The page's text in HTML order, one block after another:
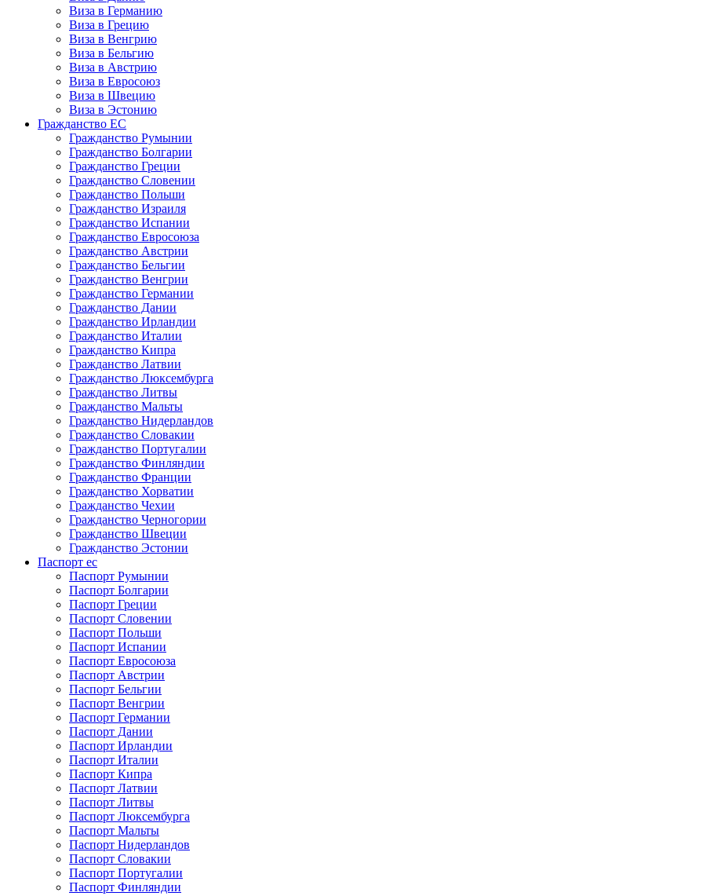
Виза в Германию
Виза в Грецию
Виза в Венгрию
Виза в Бельгию
Виза в Австрию
Виза в Евросоюз
Виза в Швецию
Виза в Эстонию
Гражданство ЕС
Гражданство Румынии
Гражданство Болгарии
Гражданство Греции
Гражданство Словении
Гражданство Польши
Гражданство Израиля
Гражданство Испании
Гражданство Евросоюза
Гражданство Австрии
Гражданство Бельгии
Гражданство Венгрии
Гражданство Германии
Гражданство Дании
Гражданство Ирландии
Гражданство Италии
Гражданство Кипра
Гражданство Латвии
Гражданство Люксембурга
Гражданство Литвы
Гражданство Мальты
Гражданство Нидерландов
Гражданство Словакии
Гражданство Португалии
Гражданство Финляндии
Гражданство Франции
Гражданство Хорватии
Гражданство Чехии
Гражданство Черногории
Гражданство Швеции
Гражданство Эстонии
Паспорт ес
Паспорт Румынии
Паспорт Болгарии
Паспорт Греции
Паспорт Словении
Паспорт Польши
Паспорт Испании
Паспорт Евросоюза
Паспорт Австрии
Паспорт Бельгии
Паспорт Венгрии
Паспорт Германии
Паспорт Дании
Паспорт Ирландии
Паспорт Италии
Паспорт Кипра
Паспорт Латвии
Паспорт Литвы
Паспорт Люксембурга
Паспорт Мальты
Паспорт Нидерландов
Паспорт Словакии
Паспорт Португалии
Паспорт Финляндии